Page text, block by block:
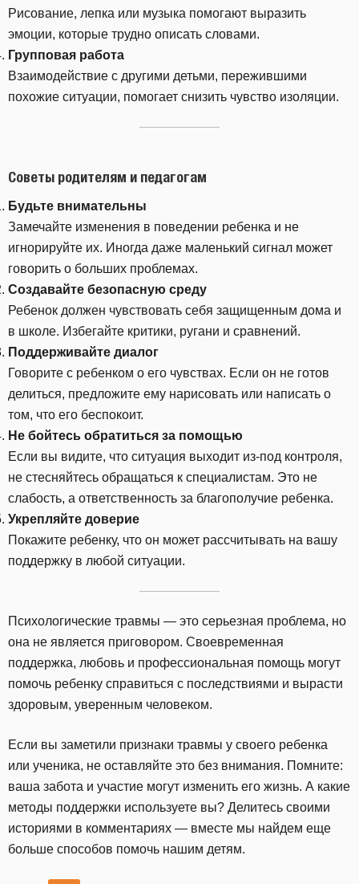
Рисование, лепка или музыка помогают выразить
эмоции, которые трудно описать словами.
Групповая работа
Взаимодействие с другими детьми, пережившими
похожие ситуации, помогает снизить чувство изоляции.
Советы родителям и педагогам
Будьте внимательны
Замечайте изменения в поведении ребенка и не
игнорируйте их. Иногда даже маленький сигнал может
говорить о больших проблемах.
Создавайте безопасную среду
Ребенок должен чувствовать себя защищенным дома и
в школе. Избегайте критики, ругани и сравнений.
Поддерживайте диалог
Говорите с ребенком о его чувствах. Если он не готов
делиться, предложите ему нарисовать или написать о
том, что его беспокоит.
Не бойтесь обратиться за помощью
Если вы видите, что ситуация выходит из-под контроля,
не стесняйтесь обращаться к специалистам. Это не
слабость, а ответственность за благополучие ребенка.
Укрепляйте доверие
Покажите ребенку, что он может рассчитывать на вашу
поддержку в любой ситуации.
Психологические травмы — это серьезная проблема, но
она не является приговором. Своевременная
поддержка, любовь и профессиональная помощь могут
помочь ребенку справиться с последствиями и вырасти
здоровым, уверенным человеком.
Если вы заметили признаки травмы у своего ребенка
или ученика, не оставляйте это без внимания. Помните:
ваша забота и участие могут изменить его жизнь. А какие
методы поддержки используете вы? Делитесь своими
историями в комментариях — вместе мы найдем еще
больше способов помочь нашим детям.